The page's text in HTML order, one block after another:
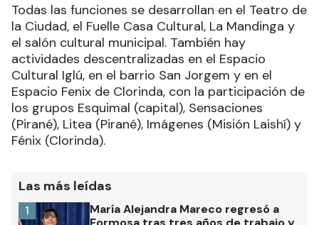
Todas las funciones se desarrollan en el Teatro de
la Ciudad, el Fuelle Casa Cultural, La Mandinga y
el salón cultural municipal. También hay
actividades descentralizadas en el Espacio
Cultural Iglú, en el barrio San Jorgem y en el
Espacio Fenix de Clorinda, con la participación de
los grupos Esquimal (capital), Sensaciones
(Pirané), Litea (Pirané), Imágenes (Misión Laishí) y
Fénix (Clorinda).
Las más leídas
María Alejandra Mareco regresó a
1